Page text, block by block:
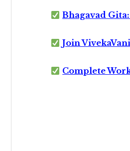
Bhagavad
Join
Complete